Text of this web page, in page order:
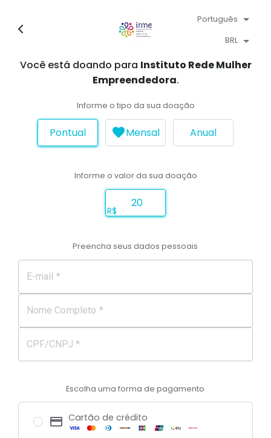
Português
BRL
Você está doando para Instituto Rede Mulher
Empreendedora.
Informe o tipo da sua doação
Pontual Mensal Anual
Informe o valor da sua doação
R$
Preencha seus dados pessoais
E-mail *
Nome Completo *
CPF/CNPJ *
Escolha uma forma de pagamento
Cartão de crédito